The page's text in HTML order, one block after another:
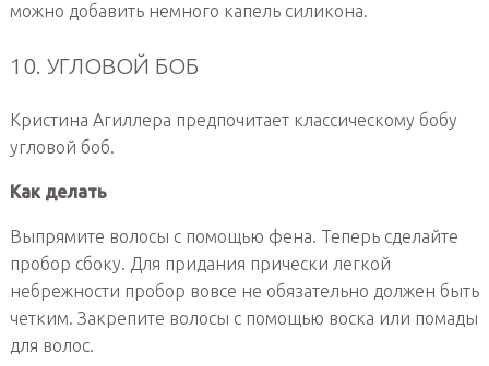
можно добавить немного капель силикона.
10. УГЛОВОЙ БОБ
Кристина Агиллера предпочитает классическому бобу
угловой боб.
Как делать
Выпрямите волосы с помощью фена. Теперь сделайте
пробор сбоку. Для придания прически легкой
небрежности пробор вовсе не обязательно должен быть
четким. Закрепите волосы с помощью воска или помады
для волос.